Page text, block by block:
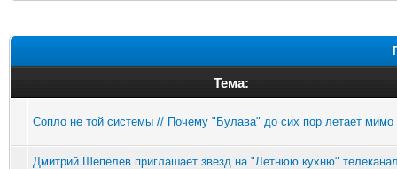
Тема:
Сопло не той системы // Почему "Булава" до сих пор летает мимо
Дмитрий Шепелев приглашает звезд на "Летнюю кухню"